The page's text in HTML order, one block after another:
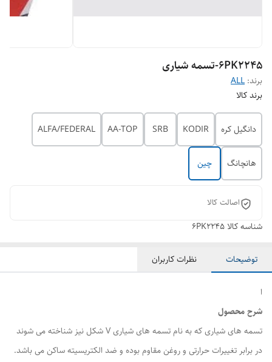
6PK2245-تسمه شیاری
برند: ALL
برند کالا
دانگیل کره KODIR
SRB
AA-TOP
ALFA/FEDERAL
هانچانگ چین
اصالت کالا
شناسه کالا 6PK2245
توضیحات نظرات کاربران
ا
شرح محصول
تسمه های شیاری که به نام تسمه های شیاری V شکل نیز شناخته می شوند
در برابر تغییرات حرارتی و روغن مقاوم بوده و ضد الکتریسیته ساکن می باشد.